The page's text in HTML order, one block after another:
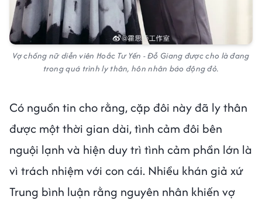
Vợ chồng nữ diễn viên Hoắc Tư Yến - Đỗ Giang được cho là đang
trong quá trình ly thân, hôn nhân báo động đỏ.
Có nguồn tin cho rằng, cặp đôi này đã ly thân
được một thời gian dài, tình cảm đôi bên
nguội lạnh và hiện duy trì tình cảm phần lớn là
vì trách nhiệm với con cái. Nhiều khán giả xứ
Trung bình luận rằng nguyên nhân khiến vợ